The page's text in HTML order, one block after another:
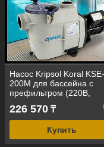
Насос Kripsol Koral KSE-
200M для бассейна c
префильтром (220В,
производительность=26
м3/ч, мощность=1,92
226 570 ₸
Купить